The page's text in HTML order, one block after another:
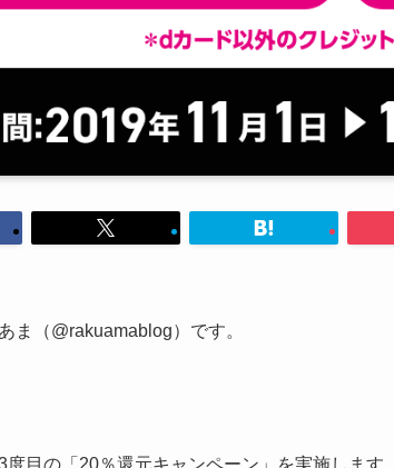
ま（@rakuamablog）です。
度目の「20％還元キャンペーン」を実施します。